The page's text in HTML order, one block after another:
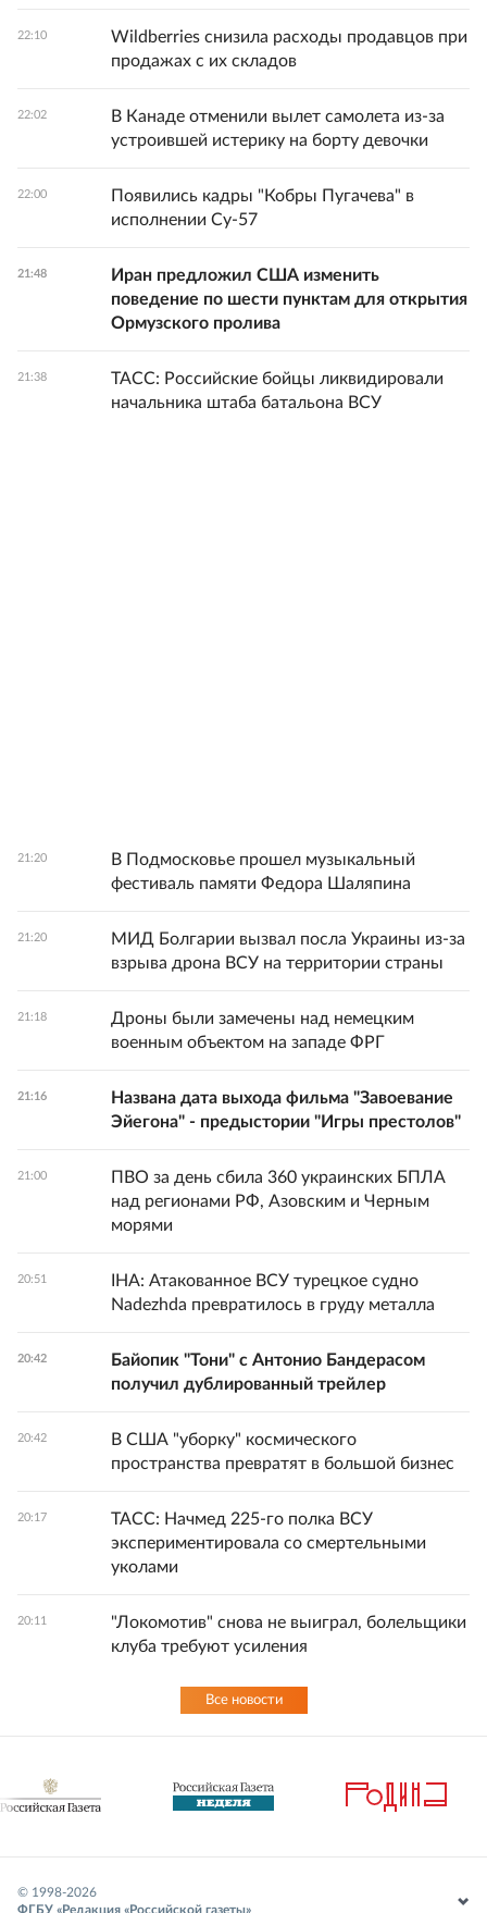
22:10
Wildberries снизила расходы продавцов при
продажах с их складов
22:02
В Канаде отменили вылет самолета из-за
устроившей истерику на борту девочки
22:00
Появились кадры "Кобры Пугачева" в
исполнении Су-57
21:48
Иран предложил США изменить
поведение по шести пунктам для открытия
Ормузского пролива
21:38
ТАСС: Российские бойцы ликвидировали
начальника штаба батальона ВСУ
21:20
В Подмосковье прошел музыкальный
фестиваль памяти Федора Шаляпина
21:20
МИД Болгарии вызвал посла Украины из-за
взрыва дрона ВСУ на территории страны
21:18
Дроны были замечены над немецким
военным объектом на западе ФРГ
21:16
Названа дата выхода фильма "Завоевание
Эйегона" - предыстории "Игры престолов"
21:00
ПВО за день сбила 360 украинских БПЛА
над регионами РФ, Азовским и Черным
морями
20:51
IHA: Атакованное ВСУ турецкое судно
Nadezhda превратилось в груду металла
20:42
Байопик "Тони" с Антонио Бандерасом
получил дублированный трейлер
20:42
В США "уборку" космического
пространства превратят в большой бизнес
20:17
ТАСС: Начмед 225-го полка ВСУ
экспериментировала со смертельными
уколами
20:11
"Локомотив" снова не выиграл, болельщики
клуба требуют усиления
Все новости
© 1998-2026
ФГБУ «Редакция «Российской газеты»